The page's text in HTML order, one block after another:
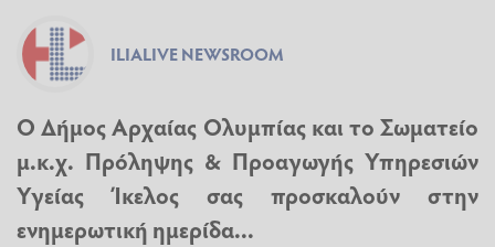
ILIALIVE NEWSROOM
Ο Δήμος Αρχαίας Ολυμπίας και το Σωματείο
μ.κ.χ. Πρόληψης & Προαγωγής Υπηρεσιών
Υγείας Ίκελος σας προσκαλούν στην
ενημερωτική ημερίδα...